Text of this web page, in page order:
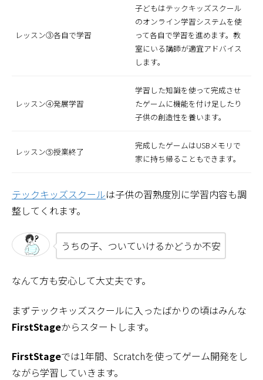
レッスン③各自で学習
子どもはテックキッズスクール
のオンライン学習システムを使
って各自で学習を進めます。教
室にいる講師が適宜アドバイス
します。
レッスン④発展学習
学習した知識を使って完成させ
たゲームに機能を付け足したり
子供の創造性を養います。
レッスン⑤授業終了
完成したゲームはUSBメモリで
家に持ち帰ることもできます。
テックキッズスクールは子供の習熟度別に学習内容も調
整してくれます。
うちの子、ついていけるかどうか不安
なんて方も安心して大丈夫です。
まずテックキッズスクールに入ったばかりの頃はみんな
FirstStageからスタートします。
FirstStageでは1年間、Scratchを使ってゲーム開発をし
ながら学習していきます。